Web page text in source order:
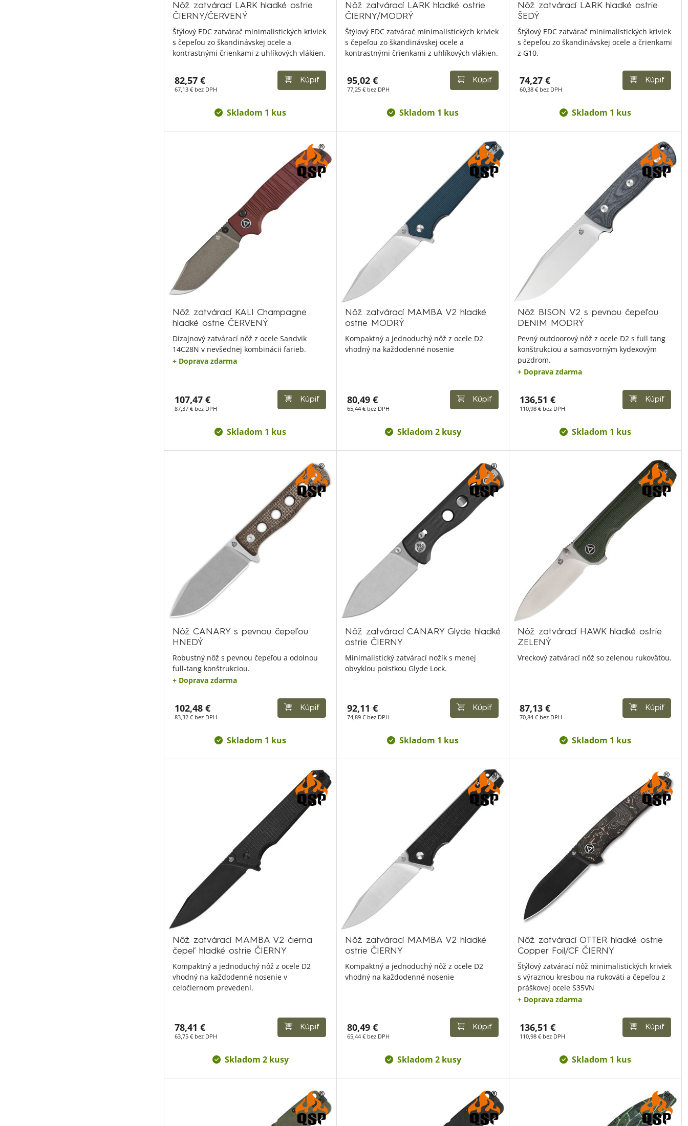
Nôž zatvárací LARK hladké ostrie
ČIERNY/ČERVENÝ
Štýlový EDC zatvárač minimalistických kriviek
s čepeľou zo škandinávskej ocele a
kontrastnými črienkami z uhlíkových vlákien.
82,57 €
67,13 € bez DPH
Kúpiť
Skladom 1 kus
Nôž zatvárací LARK hladké ostrie
ČIERNY/MODRÝ
Štýlový EDC zatvárač minimalistických kriviek
s čepeľou zo škandinávskej ocele a
kontrastnými črienkami z uhlíkových vlákien.
95,02 €
77,25 € bez DPH
Kúpiť
Skladom 1 kus
Nôž zatvárací LARK hladké ostrie
ŠEDÝ
Štýlový EDC zatvárač minimalistických kriviek
s čepeľou zo škandinávskej ocele a črienkami
z G10.
74,27 €
60,38 € bez DPH
Kúpiť
Skladom 1 kus
Nôž zatvárací KALI Champagne
hladké ostrie ČERVENÝ
Dizajnový zatvárací nôž z ocele Sandvik
14C28N v nevšednej kombinácii farieb.
+ Doprava zdarma
107,47 €
87,37 € bez DPH
Kúpiť
Skladom 1 kus
Nôž zatvárací MAMBA V2 hladké
ostrie MODRÝ
Kompaktný a jednoduchý nôž z ocele D2
vhodný na každodenné nosenie
80,49 €
65,44 € bez DPH
Kúpiť
Skladom 2 kusy
Nôž BISON V2 s pevnou čepeľou
DENIM MODRÝ
Pevný outdoorový nôž z ocele D2 s full tang
konštrukciou a samosvorným kydexovým
puzdrom.
+ Doprava zdarma
136,51 €
110,98 € bez DPH
Kúpiť
Skladom 1 kus
Nôž CANARY s pevnou čepeľou
HNEDÝ
Robustný nôž s pevnou čepeľou a odolnou
full-tang konštrukciou.
+ Doprava zdarma
102,48 €
83,32 € bez DPH
Kúpiť
Skladom 1 kus
Nôž zatvárací CANARY Glyde hladké
ostrie ČIERNY
Minimalistický zatvárací nožík s menej
obvyklou poistkou Glyde Lock.
92,11 €
74,89 € bez DPH
Kúpiť
Skladom 1 kus
Nôž zatvárací HAWK hladké ostrie
ZELENÝ
Vreckový zatvárací nôž so zelenou rukoväťou.
87,13 €
70,84 € bez DPH
Kúpiť
Skladom 1 kus
Nôž zatvárací MAMBA V2 čierna
čepeľ hladké ostrie ČIERNY
Kompaktný a jednoduchý nôž z ocele D2
vhodný na každodenné nosenie v
celočiernom prevedení.
78,41 €
63,75 € bez DPH
Kúpiť
Skladom 2 kusy
Nôž zatvárací MAMBA V2 hladké
ostrie ČIERNY
Kompaktný a jednoduchý nôž z ocele D2
vhodný na každodenné nosenie
80,49 €
65,44 € bez DPH
Kúpiť
Skladom 2 kusy
Nôž zatvárací OTTER hladké ostrie
Copper Foil/CF ČIERNY
Štýlový zatvárací nôž minimalistických kriviek
s výraznou kresbou na rukoväti a čepeľou z
práškovej ocele S35VN
+ Doprava zdarma
136,51 €
110,98 € bez DPH
Kúpiť
Skladom 1 kus